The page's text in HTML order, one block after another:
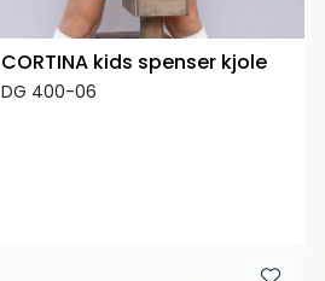
CORTINA kids spenser kjole
DG 400-06